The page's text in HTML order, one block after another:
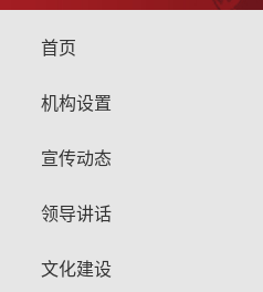
首页
机构设置
宣传动态
领导讲话
文化建设